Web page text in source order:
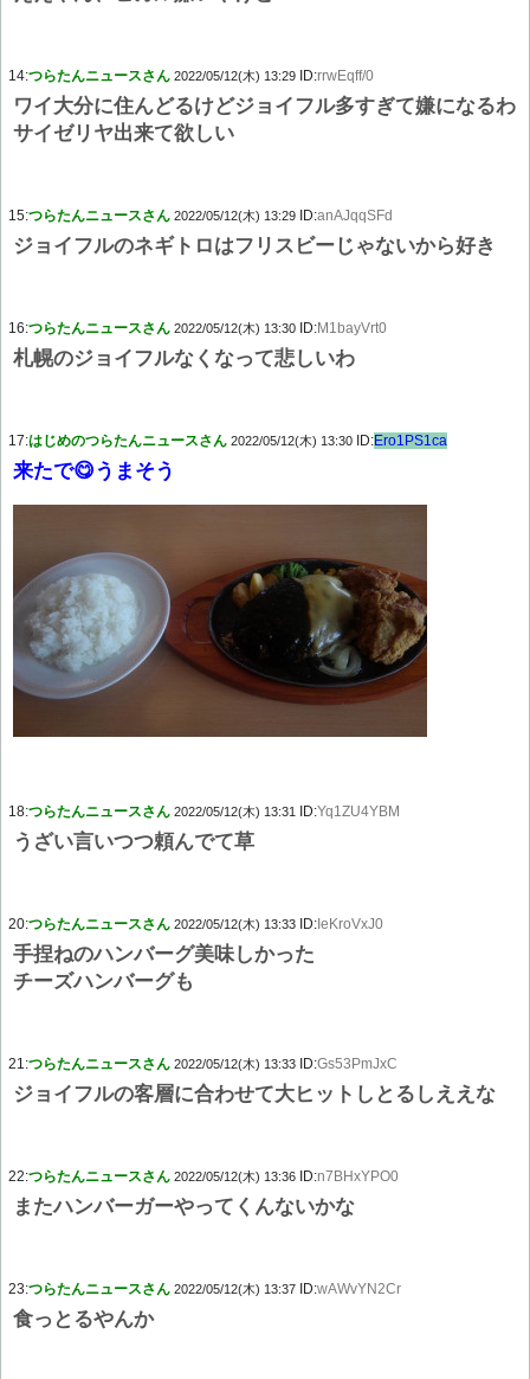
14:つらたんニュースさん 2022/05/12(木) 13:29 ID:rrwEqff/0
ワイ大分に住んどるけどジョイフル多すぎて嫌になるわ
サイゼリヤ出来て欲しい
15:つらたんニュースさん 2022/05/12(木) 13:29 ID:anAJqqSFd
ジョイフルのネギトロはフリスビーじゃないから好き
16:つらたんニュースさん 2022/05/12(木) 13:30 ID:M1bayVrt0
札幌のジョイフルなくなって悲しいわ
17:はじめのつらたんニュースさん 2022/05/12(木) 13:30 ID:Ero1PS1ca
来たで😋うまそう
18:つらたんニュースさん 2022/05/12(木) 13:31 ID:Yq1ZU4YBM
うざい言いつつ頼んでて草
20:つらたんニュースさん 2022/05/12(木) 13:33 ID: IeKroVxJ0
手捏ねのハンバーグ美味しかった
チーズハンバーグも
21:つらたんニュースさん 2022/05/12(木) 13:33 ID:Gs53PmJxC
ジョイフルの客層に合わせて大ヒットしとるしええな
22:つらたんニュースさん 2022/05/12(木) 13:36 ID:n7BHxYPO0
またハンバーガーやってくんないかな
23:つらたんニュースさん 2022/05/12(木) 13:37 ID:wAWvYN2Cr
食っとるやんか